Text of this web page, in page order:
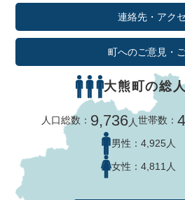
連絡先・アク
町へのご意見・
大熊町の総
人口総数： 9,736人世帯数：
男性： 4,925人
女性： 4,811人